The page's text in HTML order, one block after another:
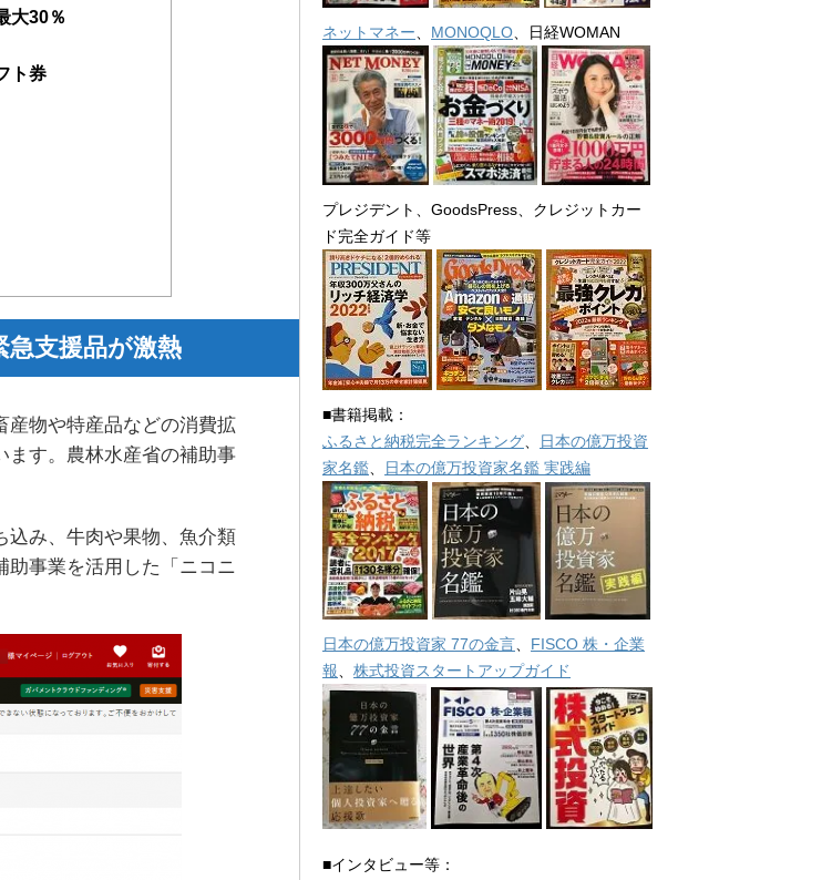
大30％
ト券
急支援品が激熱
産物や特産品などの消費拡
ます。農林水産省の補助事
込み、牛肉や果物、魚介類
助事業を活用した「ニコニ
ネットマネー MONOQLO 、日経WOMAN
プレジデント、GoodsPress、クレジットカー
ド完全ガイド等
■書籍掲載：
ふるさと納税完全ランキング、
日本の億万投資
家名鑑、 日本の億万投資家名鑑 実践編
日本の億万投資家 77の金言、 FISCO 株・企業
報、 株式投資スタートアップガイド
■インタビュー等：